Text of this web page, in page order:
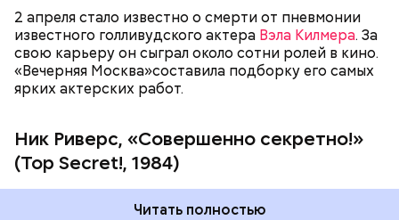
2 апреля стало известно о смерти от пневмонии
известного голливудского актера Вэла Килмера. За
свою карьеру он сыграл около сотни ролей в кино.
«Вечерняя Москва»составила подборку его самых
ярких актерских работ.
Ник Риверс, «Совершенно секретно!»
(Top Secret!, 1984)
Фото: «Совершенно секретно!» (Top Secret!, 1984)
Читать полностью